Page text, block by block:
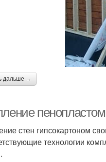
дальше →
стен гипсокартоном
технологии